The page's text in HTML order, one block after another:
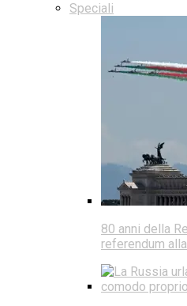
Speciali
80 anni della
referendum